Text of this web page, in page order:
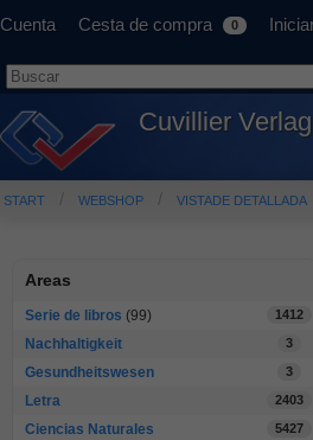
Cuenta Cesta de compra 0
Cuvillier
START WEBSHOP VISTADE DETALLADA
Areas
Serie de libros (99) 1412
Nachhaltigkeit 3
Gesundheitswesen 3
Letra 2403
Ciencias Naturales 5427